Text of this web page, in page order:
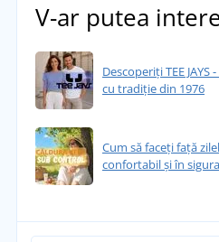
V-ar putea
Descoperiți TEE
cu tradiție din 1976
Cum să faceți față
confortabil și în